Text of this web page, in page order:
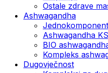
Ostale zdrave
Ashwagandha
Ashwagandha
BIO
Kompleks
Dugovječnost